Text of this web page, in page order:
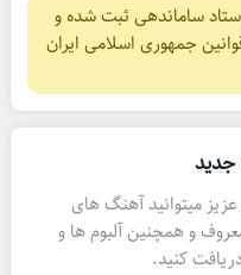
ساماندهی ثبت شده و
جمهوری اسلامی ایران
جدید
میتوانید آهنگ های
و همچنین آلبوم ها و
کنید.